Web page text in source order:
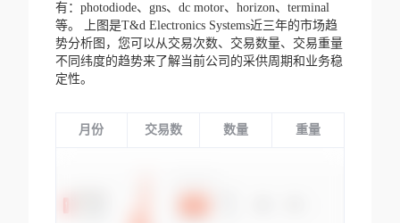
有：photodiode、gns、dc motor、horizon、terminal
等。
上图是T&d Electronics Systems近三年的市场趋
势分析图，您可以从交易次数、交易数量、交易重量
不同纬度的趋势来了解当前公司的采供周期和业务稳
定性。
月份 交易数 数量 重量